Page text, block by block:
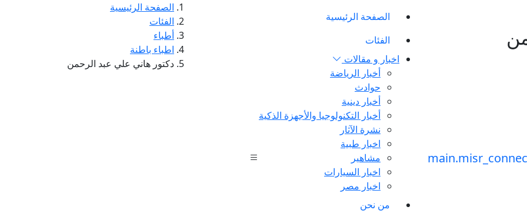
الصفحة الرئيسية
الفئات
اخبار و مقالات
أخبار الرياضة
حوادث
أخبار دينية
أخبار التكنولوجيا والأجهزة الذكية
نشرة الآثار
اخبار طبية
مشاهير
اخبار السيارات
اخبار مصر
من نحن
الصفحة الرئيسية
الفئات
أطباء
اطباء باطنة
دكتور هاني علي عبد الرحمن